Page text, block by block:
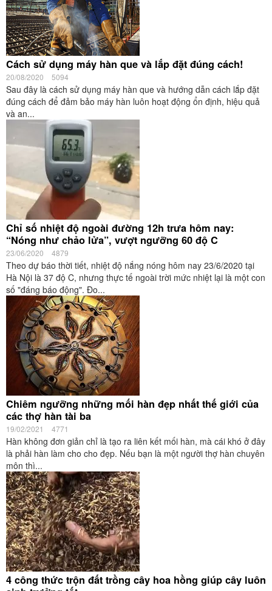
Cách sử dụng máy hàn que và lắp đặt đúng cách!
20/08/2020 5094
Sau đây là cách sử dụng máy hàn que và hướng dẫn cách lắp đặt
đúng cách để đảm bảo máy hàn luôn hoạt động ổn định, hiệu quả
và an...
Chỉ số nhiệt độ ngoài đường 12h trưa hôm nay:
“Nóng như chảo lửa”, vượt ngưỡng 60 độ C
23/06/2020 4879
Theo dự báo thời tiết, nhiệt độ nắng nóng hôm nay 23/6/2020 tại
Hà Nội là 37 độ C, nhưng thực tế ngoài trời mức nhiệt lại là một con
số "đáng báo động". Đo...
Chiêm ngưỡng những mối hàn đẹp nhất thế giới của
các thợ hàn tài ba
19/02/2021 4771
Hàn không đơn giản chỉ là tạo ra liên kết mối hàn, mà cái khó ở đây
là phải hàn làm cho cho đẹp. Nếu bạn là một người thợ hàn chuyên
môn thì...
4 công thức trộn đất trồng cây hoa hồng giúp cây luôn